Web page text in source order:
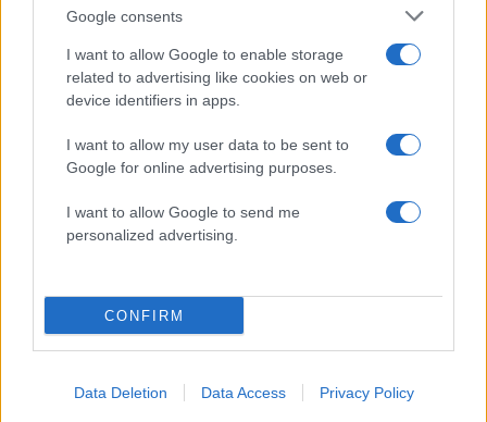
Google consents
I want to allow Google to enable storage
related to advertising like cookies on web or
device identifiers in apps.
I want to allow my user data to be sent to
Google for online advertising purposes.
I want to allow Google to send me
personalized advertising.
CONFIRM
Data Deletion Data Access Privacy Policy
Πιο σχολιασμένα
Στην Κρήτη ο Κυριάκος Μητσοτάκης,
Πού βρέθηκε το Σάββατο
Το οικονομικό πρόγραμμα της ΕΛΑΣ που
θα παρουσιάσει ο Αλέξης Τσίπρας στη
Θεσσαλονίκη: Σχέδιο τετραετίας
Από τα διοικητικά της ΑΕΚ στην πολιτική
σκηνή
78 Σούπερ μάρκετ: Νέες μειώσεις τιμών –
ανάμεσά τους 130 σχολικά